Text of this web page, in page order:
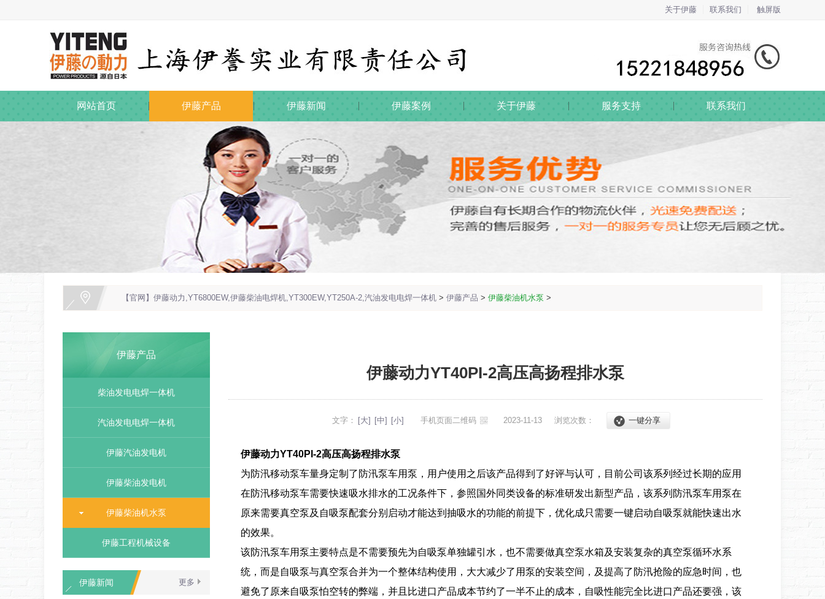
关于伊藤 联系我们 触屏版
网站首页 伊藤产品 伊藤新闻 伊藤案例 关于伊藤 服务支持 联系我们
【官网】伊藤动力,YT6800EW,伊藤柴油电焊机,YT300EW,YT250A-2,汽油发电电焊一体机 > 伊藤产品 > 伊藤柴油机水泵 >
伊藤产品
柴油发电电焊一体机
汽油发电电焊一体机
伊藤汽油发电机
伊藤柴油发电机
伊藤柴油机水泵
伊藤工程机械设备
更多
伊藤新闻
伊藤动力YT40PI-2高压高扬程排水泵
文字： [大] [中] [小] 手机页面二维码 2023-11-13 浏览次数： 一键分享
伊藤动力YT40PI-2高压高扬程排水泵
为防汛移动泵车量身定制了防汛泵车用泵，用户使用之后该产品得到了好评与认可，目前公司该系列经过长期的应用
在防汛移动泵车需要快速吸水排水的工况条件下，参照国外同类设备的标准研发出新型产品，该系列防汛泵车用泵在
原来需要真空泵及自吸泵配套分别启动才能达到抽吸水的功能的前提下，优化成只需要一键启动自吸泵就能快速出水
的效果。
该防汛泵车用泵主要特点是不需要预先为自吸泵单独罐引水，也不需要做真空泵水箱及安装复杂的真空泵循环水系
统，而是自吸泵与真空泵合并为一个整体结构使用，大大减少了用泵的安装空间，及提高了防汛抢险的应急时间，也
避免了原来自吸泵怕空转的弊端，并且比进口产品成本节约了一半不止的成本，自吸性能完全比进口产品还要强，该